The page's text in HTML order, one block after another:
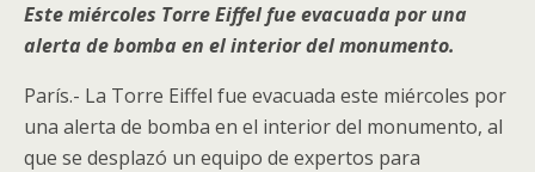
Este miércoles Torre Eiffel fue evacuada por una
alerta de bomba en el interior del monumento.
París.- La Torre Eiffel fue evacuada este miércoles por
una alerta de bomba en el interior del monumento, al
que se desplazó un equipo de expertos para